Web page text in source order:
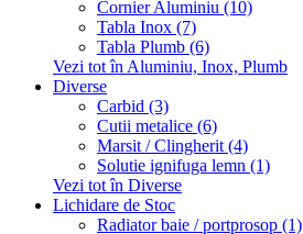
Cornier Aluminiu (10)
Tabla Inox (7)
Tabla Plumb (6)
Vezi tot în Aluminiu, Inox, Plumb
Diverse
Carbid (3)
Cutii metalice (6)
Marsit / Clingherit (4)
Solutie ignifuga lemn (1)
Vezi tot în Diverse
Lichidare de Stoc
Radiator baie / portprosop (1)